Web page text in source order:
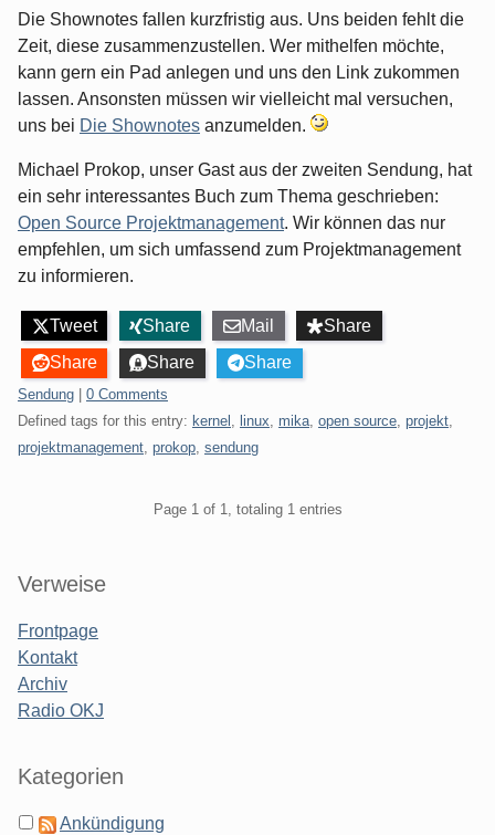
Die Shownotes fallen kurzfristig aus. Uns beiden fehlt die
Zeit, diese zusammenzustellen. Wer mithelfen möchte,
kann gern ein Pad anlegen und uns den Link zukommen
lassen. Ansonsten müssen wir vielleicht mal versuchen,
uns bei Die Shownotes anzumelden.
Michael Prokop, unser Gast aus der zweiten Sendung, hat
ein sehr interessantes Buch zum Thema geschrieben:
Open Source Projektmanagement. Wir können das nur
empfehlen, um sich umfassend zum Projektmanagement
zu informieren.
Tweet Share Mail
Share
Share
Share Share
Categories:
Sendung
0 Comments
Defined tags for this entry: kernel , linux, mika, open source, projekt,
projektmanagement, prokop, sendung
Page 1 of 1, totaling 1 entries
Sidebar
Verweise
Frontpage
Kontakt
Archiv
Radio OKJ
Kategorien
Ankündigung